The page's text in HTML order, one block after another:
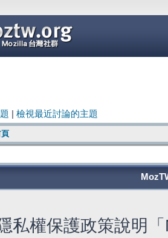
檢視最近討論的主題
私權保護政策說明